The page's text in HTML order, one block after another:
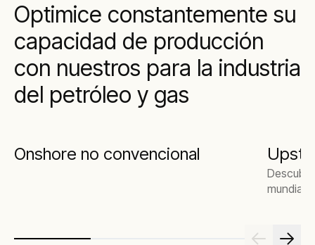
Optimice constantemente su
capacidad de producción
con nuestros para la industria
del petróleo y gas
Onshore no convencional
mundial